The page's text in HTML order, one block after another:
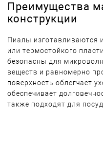
Преимущества
конструкции
Пиалы изготавливаются
или термостойкого
безопасны для
веществ и равномерно
поверхность облегчает
обеспечивает
также подходят для